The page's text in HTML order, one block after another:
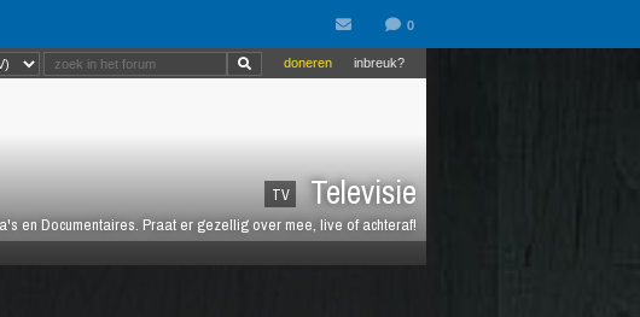
TV Televisie
en Documentaires. Praat er gezellig over mee, live of achteraf!
inbreuk?
doneren